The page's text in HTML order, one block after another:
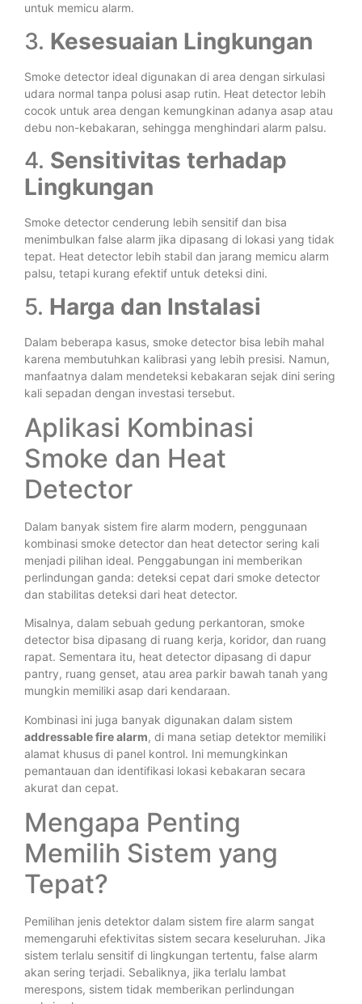
untuk memicu alarm.
3. Kesesuaian Lingkungan
Smoke detector ideal digunakan di area dengan sirkulasi
udara normal tanpa polusi asap rutin. Heat detector lebih
cocok untuk area dengan kemungkinan adanya asap atau
debu non-kebakaran, sehingga menghindari alarm palsu.
4. Sensitivitas terhadap
Lingkungan
Smoke detector cenderung lebih sensitif dan bisa
menimbulkan false alarm jika dipasang di lokasi yang tidak
tepat. Heat detector lebih stabil dan jarang memicu alarm
palsu, tetapi kurang efektif untuk deteksi dini.
5. Harga dan Instalasi
Dalam beberapa kasus, smoke detector bisa lebih mahal
karena membutuhkan kalibrasi yang lebih presisi. Namun,
manfaatnya dalam mendeteksi kebakaran sejak dini sering
kali sepadan dengan investasi tersebut.
Aplikasi Kombinasi
Smoke dan Heat
Detector
Dalam banyak sistem fire alarm modern, penggunaan
kombinasi smoke detector dan heat detector sering kali
menjadi pilihan ideal. Penggabungan ini memberikan
perlindungan ganda: deteksi cepat dari smoke detector
dan stabilitas deteksi dari heat detector.
Misalnya, dalam sebuah gedung perkantoran, smoke
detector bisa dipasang di ruang kerja, koridor, dan ruang
rapat. Sementara itu, heat detector dipasang di dapur
pantry, ruang genset, atau area parkir bawah tanah yang
mungkin memiliki asap dari kendaraan.
Kombinasi ini juga banyak digunakan dalam sistem
addressable fire alarm, di mana setiap detektor memiliki
alamat khusus di panel kontrol. Ini memungkinkan
pemantauan dan identifikasi lokasi kebakaran secara
akurat dan cepat.
Mengapa Penting
Memilih Sistem yang
Tepat?
Pemilihan jenis detektor dalam sistem fire alarm sangat
memengaruhi efektivitas sistem secara keseluruhan. Jika
sistem terlalu sensitif di lingkungan tertentu, false alarm
akan sering terjadi. Sebaliknya, jika terlalu lambat
merespons, sistem tidak memberikan perlindungan